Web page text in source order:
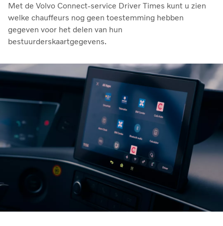
Met de Volvo Connect-service Driver Times kunt u zien
welke chauffeurs nog geen toestemming hebben
gegeven voor het delen van hun
bestuurderskaartgegevens.